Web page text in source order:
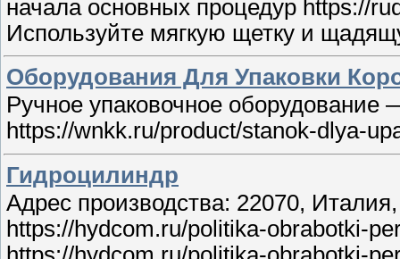
начала основных процедур https://
Используйте мягкую щетку и
Оборудования Для Упаковки
Ручное упаковочное оборудование
https://wnkk.ru/product/stanok-dlya-
Гидроцилиндр
Адрес производства: 22070,
https://hydcom.ru/politika-obrabotki-